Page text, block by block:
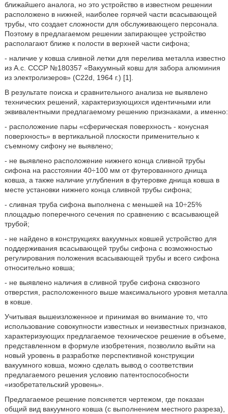
ближайшего аналога, но это устройство в известном решении
расположено в нижней, наиболее горячей части всасывающей
трубы, что создает сложности для обслуживающего персонала.
Поэтому в предлагаемом решении запирающее устройство
располагают ближе к полости в верхней части сифона;
- наличие у ковша сливной летки для перелива металла известно
из А.с. СССР №180357 «Вакуумный ковш для забора алюминия
из электролизеров» (C22d, 1964 г.) [1].
В результате поиска и сравнительного анализа не выявлено
технических решений, характеризующихся идентичными или
эквивалентными предлагаемому решению признаками, а именно:
- расположение пары «сферическая поверхность - конусная
поверхность» в вертикальной плоскости применительно к
съемному сифону не выявлено;
- не выявлено расположение нижнего конца сливной трубы
сифона на расстоянии 40÷100 мм от футерованного днища
ковша, а также наличие углубления в футеровке днища ковша в
месте установки нижнего конца сливной трубы сифона;
- сливная труба сифона выполнена с меньшей на 10÷25%
площадью поперечного сечения по сравнению с всасывающей
трубой;
- не найдено в конструкциях вакуумных ковшей устройство для
поддерживания всасывающей трубы сифона с возможностью
регулирования положения всасывающей трубы и всего сифона
относительно ковша;
- не выявлено наличия в сливной трубе сифона сквозного
отверстия, расположенного выше максимального уровня металла
в ковше.
Учитывая вышеизложенное и принимая во внимание то, что
использование совокупности известных и неизвестных признаков,
характеризующих предлагаемое техническое решение в объеме,
представленном в формуле изобретения, позволило выйти на
новый уровень в разработке перспективной конструкции
вакуумного ковша, можно сделать вывод о соответствии
предлагаемого решения условию патентоспособности
«изобретательский уровень».
Предлагаемое решение поясняется чертежом, где показан
общий вид вакуумного ковша (с выполнением местного разреза),